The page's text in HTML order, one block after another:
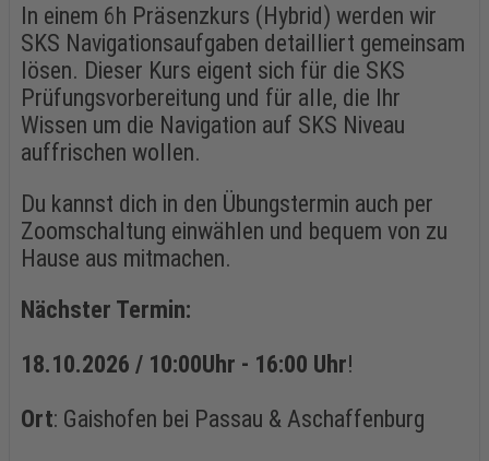
In einem 6h Präsenzkurs (Hybrid) werden wir
SKS Navigationsaufgaben detailliert gemeinsam
lösen. Dieser Kurs eigent sich für die SKS
Prüfungsvorbereitung und für alle, die Ihr
Wissen um die Navigation auf SKS Niveau
auffrischen wollen.
Du kannst dich in den Übungstermin auch per
Zoomschaltung einwählen und bequem von zu
Hause aus mitmachen.
Nächster Termin:
18.10.2026 / 10:00Uhr - 16:00 Uhr!
Ort: Gaishofen bei Passau & Aschaffenburg